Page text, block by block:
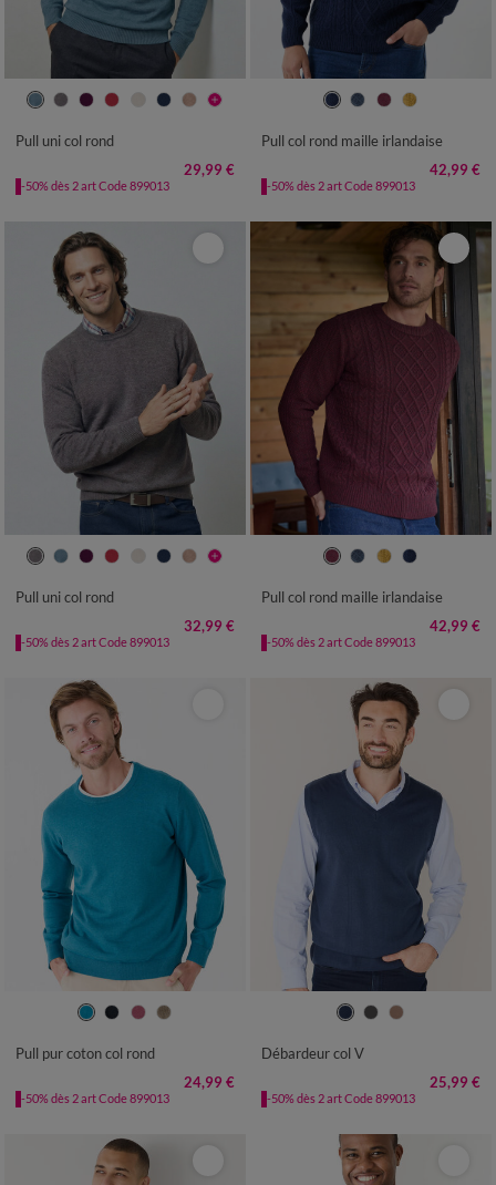
S M L XL XXL 3XL 4XL
Pull uni col rond
29,99 €
-50% dès 2 art Code 899013
M L XL XXL
Pull col rond maille irlandaise
42,99 €
-50% dès 2 art Code 899013
S M L XL XXL 3XL 4XL
Pull uni col rond
32,99 €
-50% dès 2 art Code 899013
M L XL XXL
Pull col rond maille irlandaise
42,99 €
-50% dès 2 art Code 899013
L XL XXL 3XL
Pull pur coton col rond
24,99 €
-50% dès 2 art Code 899013
XL XXL 3XL
Débardeur col V
25,99 €
-50% dès 2 art Code 899013